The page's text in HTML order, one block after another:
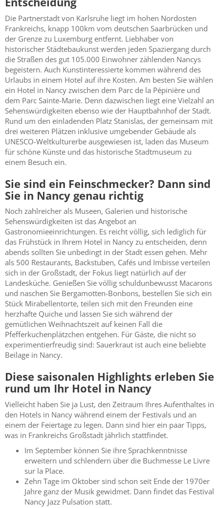
Die Partnerstadt von Karlsruhe liegt im hohen Nordosten
Frankreichs, knapp 100km vom deutschen Saarbrücken und
der Grenze zu Luxemburg entfernt. Liebhaber von
historischer Städtebaukunst werden jeden Spaziergang durch
die Straßen des gut 105.000 Einwohner zählenden Nancys
begeistern. Auch Kunstinteressierte kommen während des
Urlaubs in einem Hotel auf ihre Kosten. Am besten Sie wählen
ein Hotel in Nancy zwischen dem Parc de la Pépinière und
dem Parc Sainte-Marie. Denn dazwischen liegt eine Vielzahl an
Sehenswürdigkeiten ebenso wie der Hauptbahnhof der Stadt.
Rund um den einladenden Platz Stanislas, der gemeinsam mit
drei weiteren Plätzen inklusive umgebender Gebäude als
UNESCO-Weltkulturerbe ausgewiesen ist, laden das Museum
für schöne Künste und das historische Stadtmuseum zu
einem Besuch ein.
Sie sind ein Feinschmecker? Dann sind
Sie in Nancy genau richtig
Noch zahlreicher als Museen, Galerien und historische
Sehenswürdigkeiten ist das Angebot an
Gastronomieeinrichtungen. Es reicht völlig, sich lediglich für
das Frühstück in Ihrem Hotel in Nancy zu entscheiden, denn
abends sollten Sie unbedingt in der Stadt essen gehen. Mehr
als 500 Restaurants, Backstuben, Cafés und Imbisse verteilen
sich in der Großstadt, der Fokus liegt natürlich auf der
Landesküche. Genießen Sie völlig schuldunbewusst Macarons
und naschen Sie Bergamotten-Bonbons, bestellen Sie sich ein
Stück Mirabellentorte, teilen sich mit den Freunden eine
herzhafte Quiche und lassen Sie sich während der
gemütlichen Weihnachtszeit auf keinen Fall die
Pfefferkuchenplätzchen entgehen. Für Gäste, die nicht so
experimentierfreudig sind: Sauerkraut ist auch eine beliebte
Beilage in Nancy.
Diese saisonalen Highlights erleben Sie
rund um Ihr Hotel in Nancy
Vielleicht haben Sie ja Lust, den Zeitraum Ihres Aufenthaltes in
den Hotels in Nancy während einem der Festivals und an
einem der Feiertage zu legen. Dann sind hier ein paar Tipps,
was in Frankreichs Großstadt jährlich stattfindet.
Im September können Sie ihre Sprachkenntnisse
erweitern und schlendern über die Buchmesse Le Livre
sur la Place.
Zehn Tage im Oktober sind schon seit Ende der 1970er
Jahre ganz der Musik gewidmet. Dann findet das Festival
Nancy Jazz Pulsation statt.